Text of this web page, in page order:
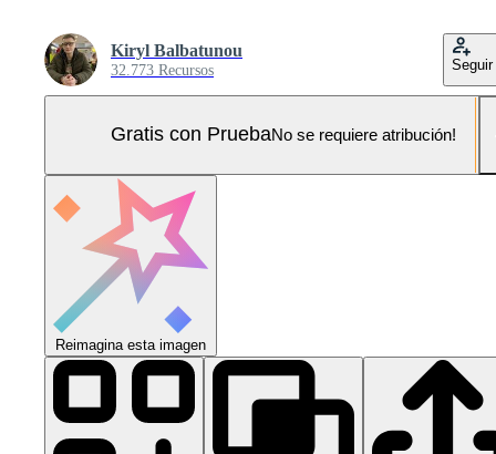
Kiryl Balbatunou
32.773 Recursos Seguir
Gratis con PruebaNo se requiere atribución!
Reimagina esta imagen